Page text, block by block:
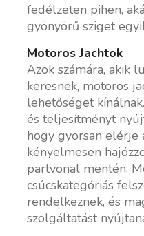
fedélzeten pihen,
gyönyörű sziget
Motoros Jachtok
Azok számára, akik
keresnek, motoros
lehetőséget
és teljesítményt
hogy gyorsan elérje
kényelmesen
partvonal mentén.
csúcskategóriás
rendelkeznek, és
szolgáltatást